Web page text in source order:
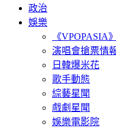
政治
娛樂
《VPOPASIA
演唱會搶票情
日韓爆米花
歌手動態
綜藝星聞
戲劇星聞
娛樂電影院